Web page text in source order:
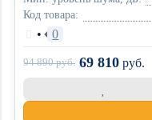
Код товара:
• 0
94 890руб. 69 810 руб.